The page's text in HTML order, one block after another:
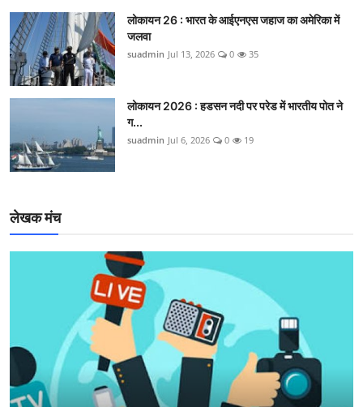
लोकायन 26 : भारत के आईएनएस जहाज का अमेरिका में
जलवा
suadmin Jul 13, 2026 0 35
लोकायन 2026 : हडसन नदी पर परेड में भारतीय पोत ने
ग...
suadmin Jul 6, 2026 0 19
लेखक मंच